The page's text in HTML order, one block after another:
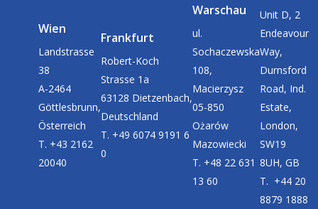
Wien
Landstrasse
38
A-2464
Göttlesbrunn,
Österreich
T. +43 2162
20040
Frankfurt
Robert-Koch
Strasse 1a
63128 Dietzenbach,
Deutschland
T. +49 6074 9191 6
0
Warschau
ul.
Sochaczewska
108,
Macierzysz
05-850
Ożarów
Mazowiecki
T. +48 22 631
13 60
Unit D, 2
Endeavour
Way,
Durnsford
Road, Ind.
Estate,
London,
SW19
8UH, GB
T. +44 20
8879 1888